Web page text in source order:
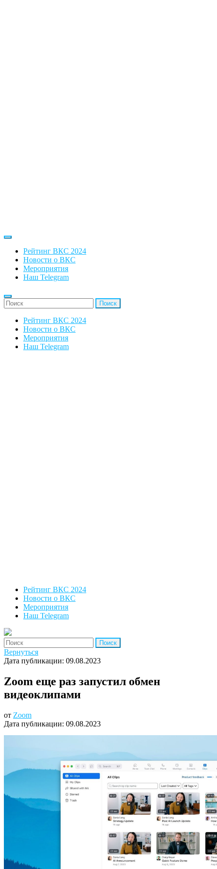
Рейтинг ВКС 2024
Новости о ВКС
Мероприятия
Наш Telegram
'Найти:
Рейтинг ВКС 2024
Новости о ВКС
Мероприятия
Наш Telegram
Рейтинг ВКС 2024
Новости о ВКС
Мероприятия
Наш Telegram
'Найти:
Вернуться
Дата публикации: 09.08.2023
Zoom еще раз запустил обмен
видеоклипами
от Zoom
Дата публикации: 09.08.2023